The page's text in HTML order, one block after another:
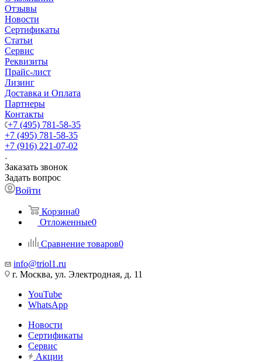
Отзывы
Новости
Сертификаты
Статьи
Сервис
Реквизиты
Прайс-лист
Лизинг
Доставка и Оплата
Партнеры
Контакты
+7 (495) 781-58-35
+7 (495) 781-58-35
+7 (916) 221-07-02
Заказать звонок
Задать вопрос
Войти
Корзина0
Отложенные0
Сравнение товаров0
info@triol1.ru
г. Москва, ул. Электродная, д. 11
YouTube
WhatsApp
Новости
Сертификаты
Сервис
Акции